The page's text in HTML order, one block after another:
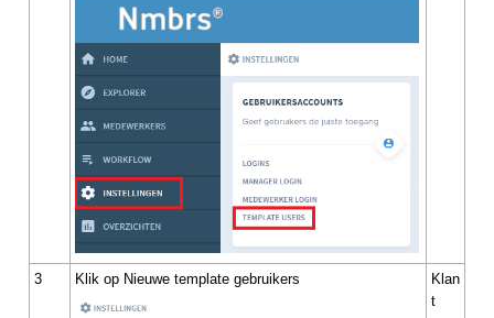
3 Klik op Nieuwe template gebruikers
Klan
t